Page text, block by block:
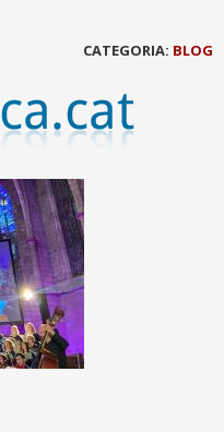
CATEGORIA: BLOG